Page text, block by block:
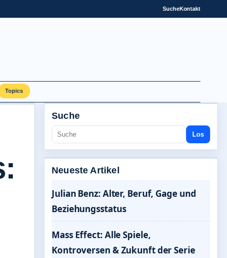
SucheKontakt
Topics
Suche
Los
Neueste Artikel
Julian Benz: Alter, Beruf, Gage und
Beziehungsstatus
Mass Effect: Alle Spiele,
Kontroversen & Zukunft der Serie